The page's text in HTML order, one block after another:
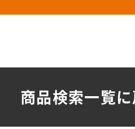
商品検索一覧